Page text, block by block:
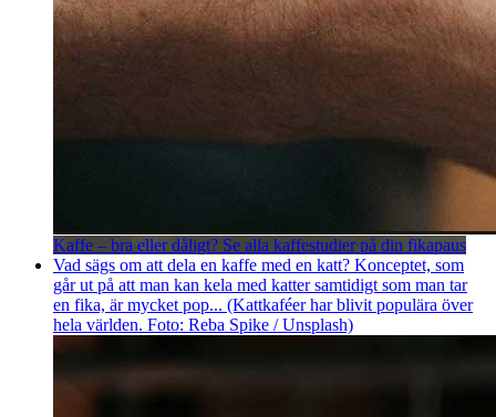
Kaffe – bra eller dåligt? Se alla kaffestudier på din fikapaus
Vad sägs om att dela en kaffe med en katt? Konceptet, som
går ut på att man kan kela med katter samtidigt som man tar
en fika, är mycket pop... (Kattkaféer har blivit populära över
hela världen. Foto: Reba Spike / Unsplash)